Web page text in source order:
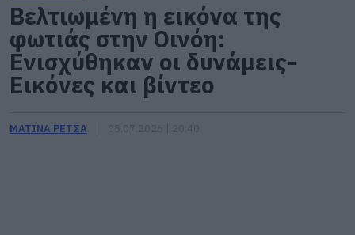
Βελτιωμένη η εικόνα της
φωτιάς στην Οινόη:
Ενισχύθηκαν οι δυνάμεις-
Εικόνες και βίντεο
ΜΑΤΙΝΑ ΡΕΤΣΑ